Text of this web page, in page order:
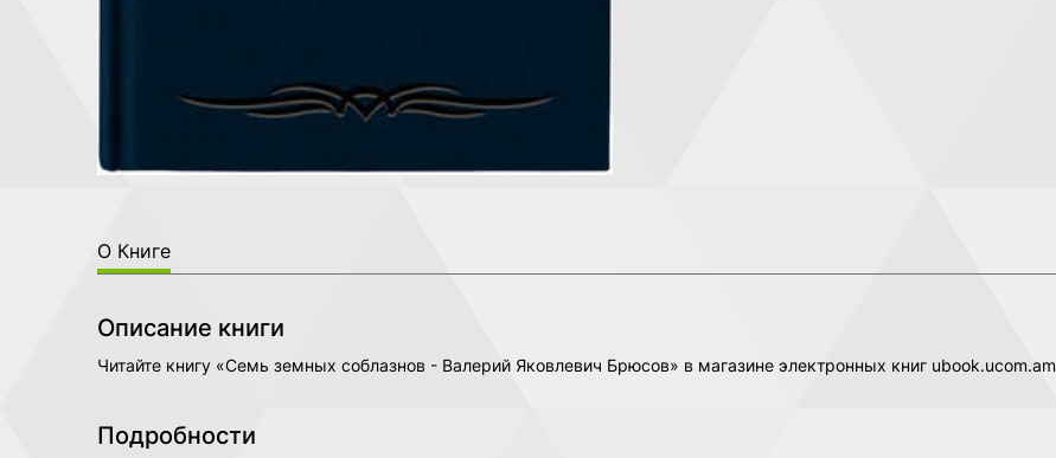
О Книге
Описание книги
Читайте книгу «Семь земных соблазнов - Валерий Яковлевич Брюсов» в магазине электронных книг ubook.ucom.am
Подробности